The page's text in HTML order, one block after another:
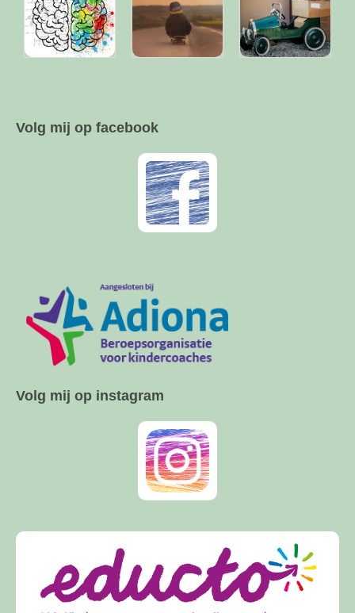
Volg mij op facebook
Volg mij op instagram